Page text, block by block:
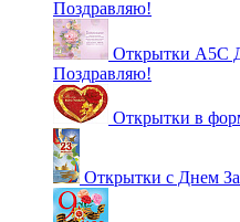
Поздравляю!
Открытки А5С
Поздравляю!
Открытки в
Открытки с Днем